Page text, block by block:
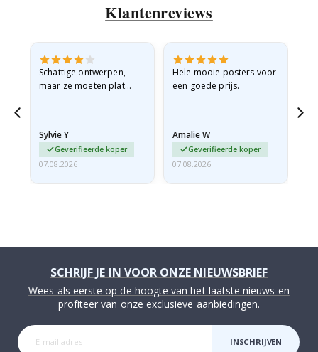
Klantenreviews
Schattige ontwerpen,
maar ze moeten plat
beetje…
Sylvie Y
Geverifieerde koper
07.08.2026
Hele mooie posters voor
een goede prijs.
Amalie W
Geverifieerde koper
07.08.2026
SCHRIJF JE IN VOOR ONZE NIEUWSBRIEF
Wees als eerste op de hoogte van het laatste nieuws en
profiteer van onze exclusieve aanbiedingen.
INSCHRIJVEN